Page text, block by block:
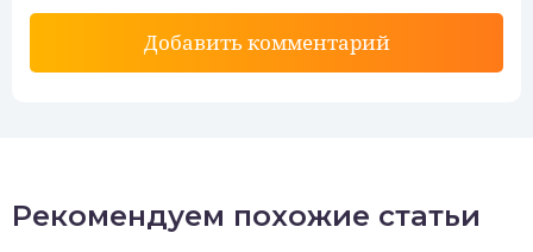
Добавить комментарий
Рекомендуем похожие статьи